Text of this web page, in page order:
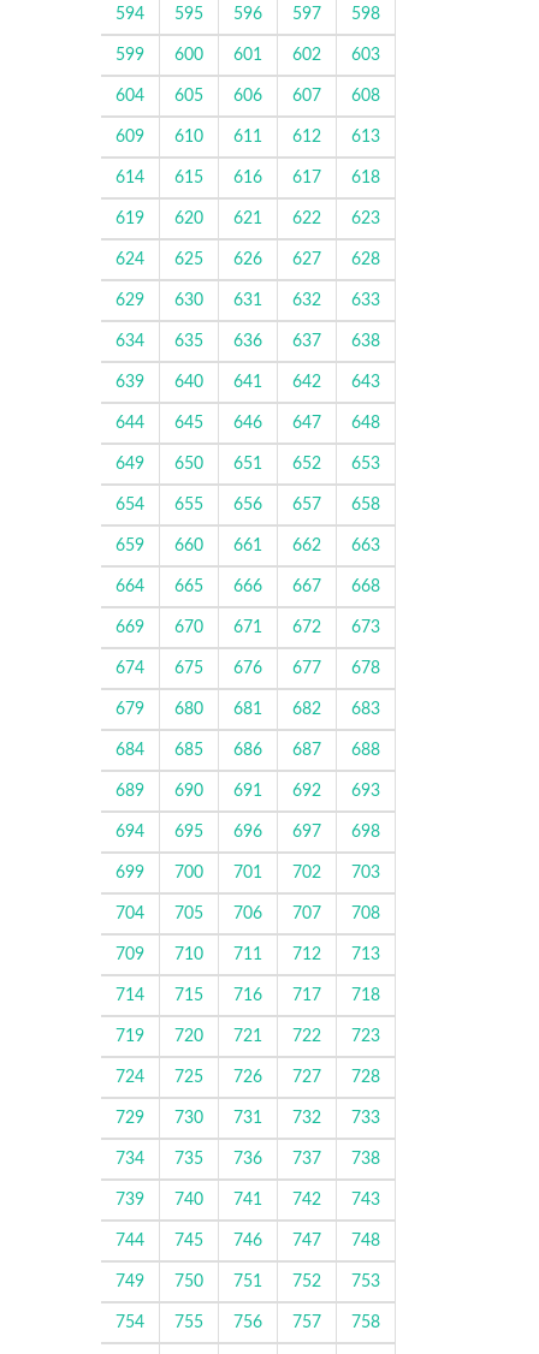
594 595 596 597 598
599 600 601 602 603
604 605 606 607 608
609 610 611 612 613
614 615 616 617 618
619 620 621 622 623
624 625 626 627 628
629 630 631 632 633
634 635 636 637 638
639 640 641 642 643
644 645 646 647 648
649 650 651 652 653
654 655 656 657 658
659 660 661 662 663
664 665 666 667 668
669 670 671 672 673
674 675 676 677 678
679 680 681 682 683
684 685 686 687 688
689 690 691 692 693
694 695 696 697 698
699 700 701 702 703
704 705 706 707 708
709 710 711 712 713
714 715 716 717 718
719 720 721 722 723
724 725 726 727 728
729 730 731 732 733
734 735 736 737 738
739 740 741 742 743
744 745 746 747 748
749 750 751 752 753
754 755 756 757 758